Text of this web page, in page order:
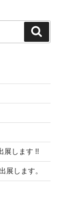
展します !!
展します。